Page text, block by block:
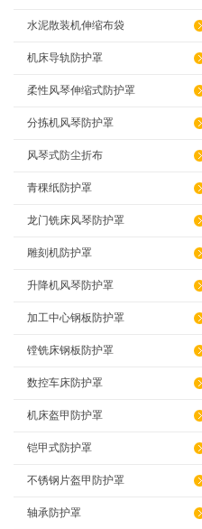
水泥散装机伸缩布袋
机床导轨防护罩
柔性风琴伸缩式防护罩
分拣机风琴防护罩
风琴式防尘折布
青稞纸防护罩
龙门铣床风琴防护罩
雕刻机防护罩
升降机风琴防护罩
加工中心钢板防护罩
镗铣床钢板防护罩
数控车床防护罩
机床盔甲防护罩
铠甲式防护罩
不锈钢片盔甲防护罩
轴承防护罩